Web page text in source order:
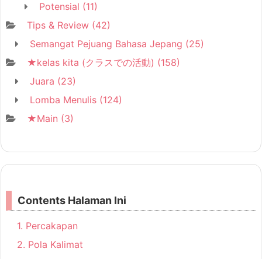
Potensial (11)
Tips & Review (42)
Semangat Pejuang Bahasa Jepang (25)
★kelas kita (クラスでの活動) (158)
Juara (23)
Lomba Menulis (124)
★Main (3)
Contents Halaman Ini
1. Percakapan
2. Pola Kalimat